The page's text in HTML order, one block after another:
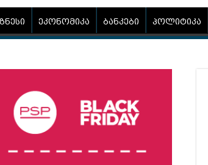
ეკონომიკა ბანკები პოლიტიკა